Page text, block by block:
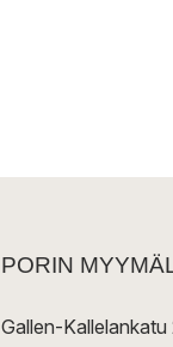
PORIN
Gallen-Kallelankatu